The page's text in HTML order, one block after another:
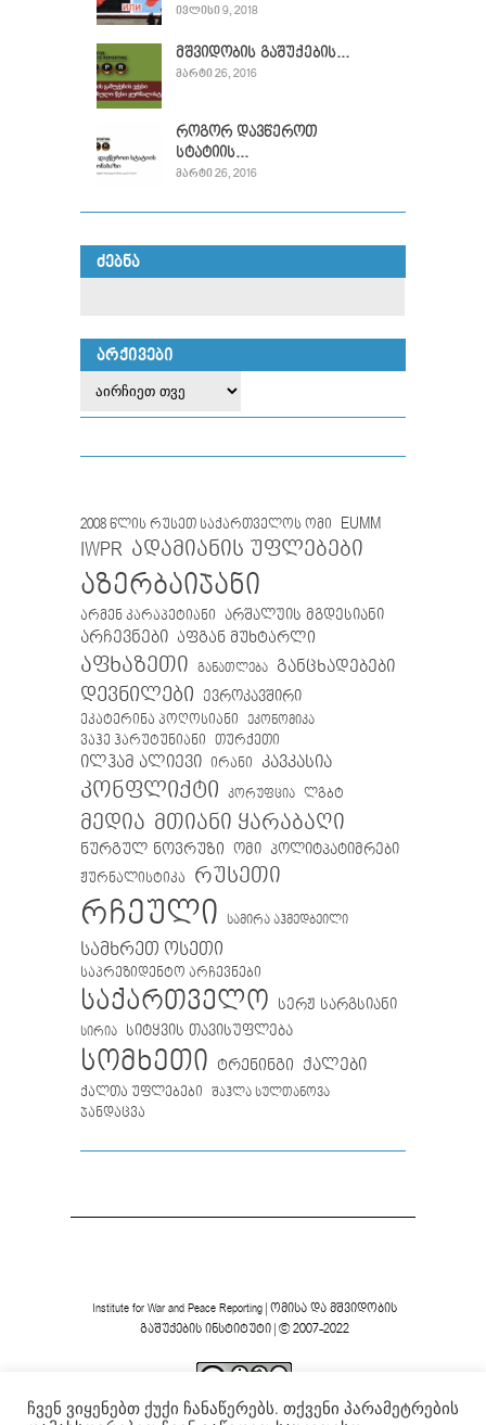
ᲘᲕᲚᲘᲡᲘ 9, 2018
მშვიდობის გაშუქების...
ᲛᲐᲠᲢᲘ 26, 2016
როგორ დავწეროთ
სტატიის...
ᲛᲐᲠᲢᲘ 26, 2016
ᲫᲔᲑᲜᲐ
ᲐᲠᲥᲘᲕᲔᲑᲘ
2008 წლის რუსეთ საქართველოს ომი EUMM
IWPR ადამიანის უფლებები
აზერბაიჯანი
არმენ კარაპეტიანი არშალუის მგდესიანი
არჩევნები აფგან მუხტარლი
აფხაზეთი განათლება განცხადებები
დევნილები
ევროკავშირი
ეკატერინა პოღოსიანი
ეკონომიკა
ვაჰე ჰარუტუნიანი თურქეთი
ილჰამ ალიევი ირანი კავკასია
კონფლიქტი კორუფცია ლგბტ
მედია მთიანი ყარაბაღი
ნურგულ ნოვრუზი ომი პოლიტპატიმრები
ჟურნალისტიკა
რუსეთი
რჩეული სამირა აჰმედბეილი
სამხრეთ ოსეთი
საპრეზიდენტო არჩევნები
საქართველო სერჟ სარგსიანი
სირია სიტყვის თავისუფლება
სომხეთი ტრენინგი ქალები
ქალთა უფლებები შაჰლა სულთანოვა
ჯანდაცვა
Institute for War and Peace Reporting| ომისა და მშვიდობის
გაშუქების ინსტიტუტი| © 2007-2022
ვებგვერდის ფორმა და შინაარსი დაცულიაCreative
ჩვენ ვიყენებთ ქუქი ჩანაწერებს. თქვენი პარამეტრების